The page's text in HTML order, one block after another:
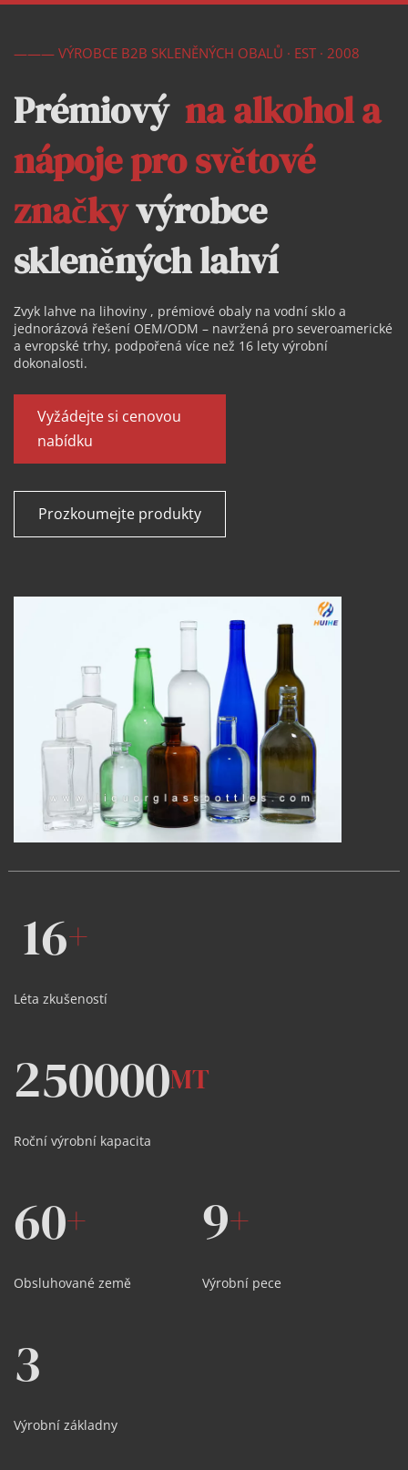
——— VÝROBCE B2B SKLENĚNÝCH OBALŮ · EST · 2008
Prémiový na alkohol a
nápoje pro světové
značky výrobce
skleněných lahví
Zvyk lahve na lihoviny , prémiové obaly na vodní sklo a
jednorázová řešení OEM/ODM – navržená pro severoamerické
a evropské trhy, podpořená více než 16 lety výrobní
dokonalosti.
Vyžádejte si cenovou
nabídku
Prozkoumejte produkty
16+
Léta zkušeností
250000MT
Roční výrobní kapacita
60+
Obsluhované země
9+
Výrobní pece
3
Výrobní základny